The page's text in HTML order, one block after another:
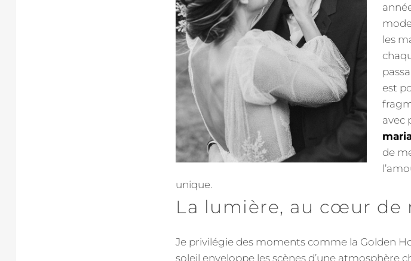
les
est
avec
de
unique.
La lumière, au cœur de
Je privilégie des moments comme la Golden
soleil enveloppe les scènes d’une atmosphère